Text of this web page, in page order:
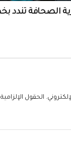
الصحافة تندد
الحقول